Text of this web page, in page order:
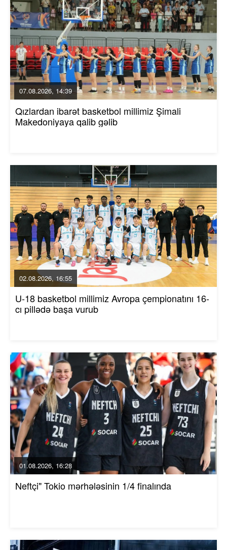
07.08.2026, 14:39
Qızlardan ibarət basketbol millimiz Şimali
Makedoniyaya qalib gəlib
02.08.2026, 16:55
U-18 basketbol millimiz Avropa çempionatını 16-
cı pillədə başa vurub
01.08.2026, 16:28
Neftçi" Tokio mərhələsinin 1/4 finalında